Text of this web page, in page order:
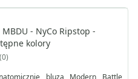
- NyCo Ripstop -
kolory
0
bluza Modern Battle